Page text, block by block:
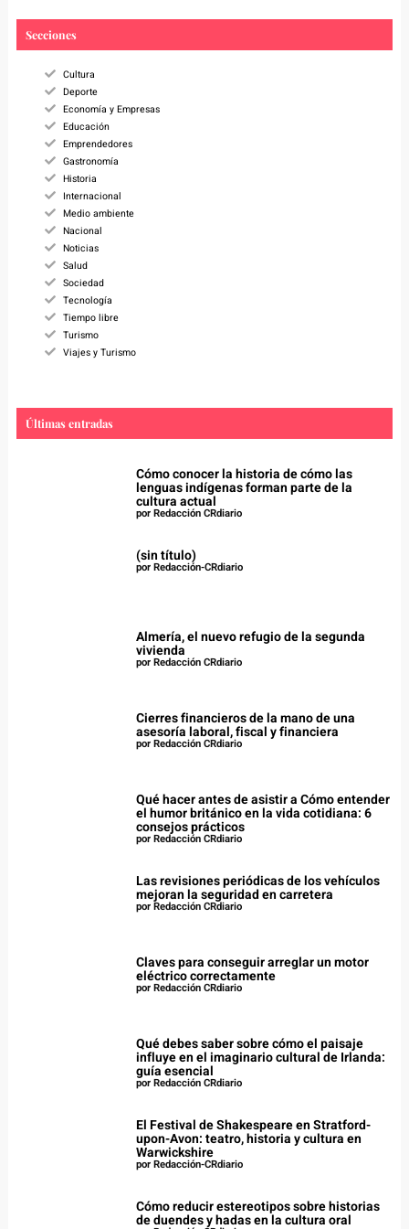
r
Secciones
Cultura
Deporte
Economía y Empresas
Educación
Emprendedores
Gastronomía
Historia
Internacional
Medio ambiente
Nacional
Noticias
Salud
Sociedad
Tecnología
Tiempo libre
Turismo
Viajes y Turismo
Últimas entradas
Cómo conocer la historia de cómo las
lenguas indígenas forman parte de la
cultura actual
por Redacción CRdiario
(sin título)
por Redacción-CRdiario
Almería, el nuevo refugio de la segunda
vivienda
por Redacción CRdiario
Cierres financieros de la mano de una
asesoría laboral, fiscal y financiera
por Redacción CRdiario
Qué hacer antes de asistir a Cómo entender
el humor británico en la vida cotidiana: 6
consejos prácticos
por Redacción CRdiario
Las revisiones periódicas de los vehículos
mejoran la seguridad en carretera
por Redacción CRdiario
Claves para conseguir arreglar un motor
eléctrico correctamente
por Redacción CRdiario
Qué debes saber sobre cómo el paisaje
influye en el imaginario cultural de Irlanda:
guía esencial
por Redacción CRdiario
El Festival de Shakespeare en Stratford-
upon-Avon: teatro, historia y cultura en
Warwickshire
por Redacción-CRdiario
Cómo reducir estereotipos sobre historias
de duendes y hadas en la cultura oral